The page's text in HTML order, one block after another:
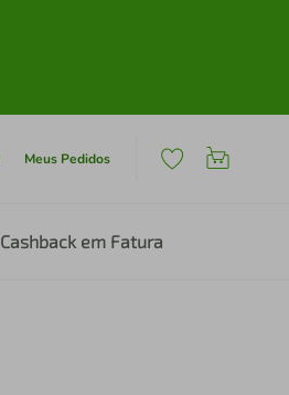
Meus Pedidos
Cashback em Fatura